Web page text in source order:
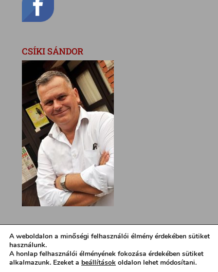
CSÍKI SÁNDOR
A weboldalon a minőségi felhasználói élmény érdekében sütiket
használunk.
A honlap felhasználói élményének fokozása érdekében sütiket
alkalmazunk. Ezeket a beállítások oldalon lehet módosítani.